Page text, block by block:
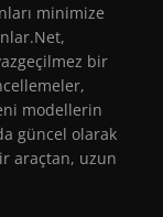
minimize
bir
modellerin
güncel olarak
araçtan, uzun